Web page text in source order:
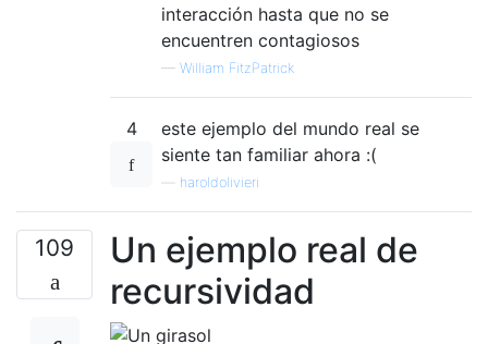
interacción hasta que no se
encuentren contagiosos
— William FitzPatrick
4
este ejemplo del mundo real se
siente tan familiar ahora :(
haroldolivieri
109
Un ejemplo real de
recursividad